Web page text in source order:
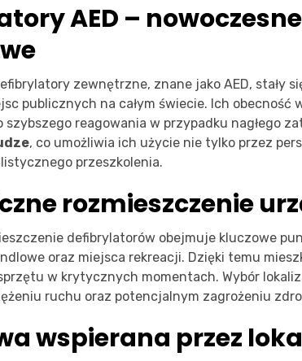
AED –
zewnętrzne, znane jako AED, stały
publicznych na całym świecie. Ich
szybszego reagowania w przypadku nagłego
, co umożliwia ich użycie nie tylko przez
przeszkolenia.
rozmieszczenie
defibrylatorów obejmuje kluczowe
oraz miejsca rekreacji. Dzięki temu
w krytycznych momentach. Wybór
ruchu oraz potencjalnym zagrożeniu
wspierana przez